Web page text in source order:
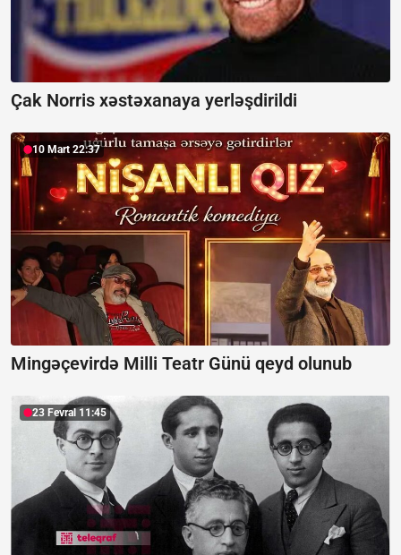
Çak Norris xəstəxanaya yerləşdirildi
10 Mart 22:37
Mingəçevirdə Milli Teatr Günü qeyd olunub
23 Fevral 11:45